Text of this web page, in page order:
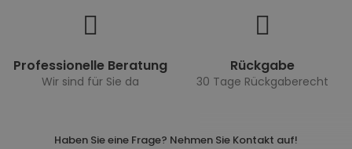
Professionelle Beratung
Wir sind für Sie da
Rückgabe
30 Tage Rückgaberecht
Haben Sie eine Frage? Nehmen Sie Kontakt auf!